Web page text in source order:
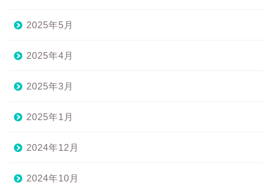
2025年5月
2025年4月
2025年3月
2025年1月
2024年12月
2024年10月